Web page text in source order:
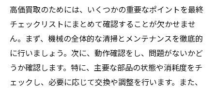
高価買取のためには、いくつかの重要なポイントを最終
チェックリストにまとめて確認することが欠かせませ
ん。まず、機械の全体的な清掃とメンテナンスを徹底的
に行いましょう。次に、動作確認をし、問題がないかど
うか確認します。特に、主要な部品の状態や消耗度をチ
ェックし、必要に応じて交換や調整を行います。また、